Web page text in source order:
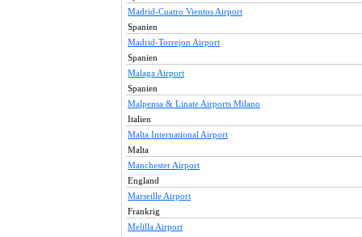
Madrid-Cuatro Vientos Airport
Spanien
Madrid-Torrejon Airport
Spanien
Malaga Airport
Spanien
Malpensa & Linate Airports Milano
Italien
Malta International Airport
Malta
Manchester Airport
England
Marseille Airport
Frankrig
Melilla Airport